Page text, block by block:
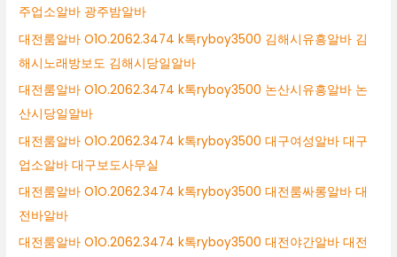
주업소알바 광주밤알바
대전룸알바 O1O.2062.3474 k톡ryboy3500 김해시유흥알바 김
해시노래방보도 김해시당일알바
대전룸알바 O1O.2062.3474 k톡ryboy3500 논산시유흥알바 논
산시당일알바
대전룸알바 O1O.2062.3474 k톡ryboy3500 대구여성알바 대구
업소알바 대구보도사무실
대전룸알바 O1O.2062.3474 k톡ryboy3500 대전룸싸롱알바 대
전바알바
대전룸알바 O1O.2062.3474 k톡ryboy3500 대전야간알바 대전